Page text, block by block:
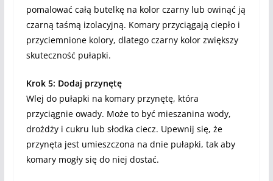
pomalować całą butelkę na kolor czarny lub owinąć ją
czarną taśmą izolacyjną. Komary przyciągają ciepło i
przyciemnione kolory, dlatego czarny kolor zwiększy
skuteczność pułapki.
Krok 5: Dodaj przynętę
Wlej do pułapki na komary przynętę, która
przyciągnie owady. Może to być mieszanina wody,
drożdży i cukru lub słodka ciecz. Upewnij się, że
przynęta jest umieszczona na dnie pułapki, tak aby
komary mogły się do niej dostać.